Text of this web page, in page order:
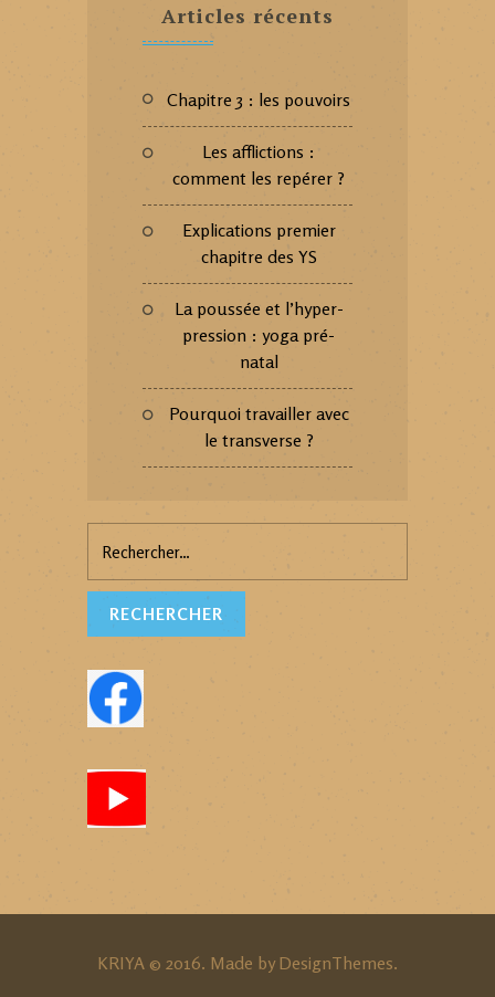
Articles récents
Chapitre 3 : les pouvoirs
Les afflictions :
comment les repérer ?
Explications premier
chapitre des YS
La poussée et l’hyper-
pression : yoga pré-
natal
Pourquoi travailler avec
le transverse ?
KRIYA © 2016. Made byDesignThemes.